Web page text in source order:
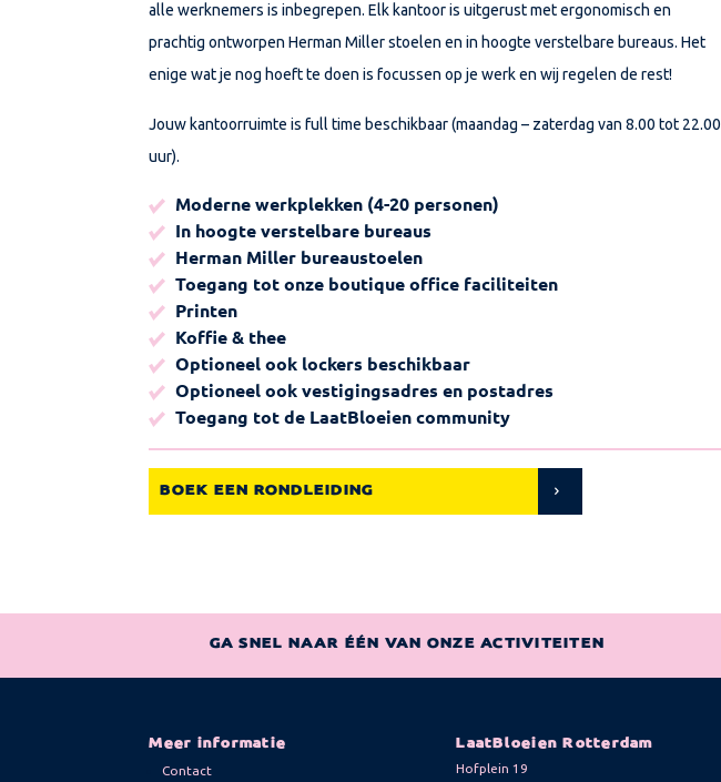
alle werknemers is inbegrepen. Elk kantoor is uitgerust met ergonomisch en
prachtig ontworpen Herman Miller stoelen en in hoogte verstelbare bureaus. Het
enige wat je nog hoeft te doen is focussen op je werk en wij regelen de rest!
Jouw kantoorruimte is full time beschikbaar (maandag – zaterdag van 8.00 tot 22.00
uur).
Moderne werkplekken (4-20 personen)
In hoogte verstelbare bureaus
Herman Miller bureaustoelen
Toegang tot onze boutique office faciliteiten
Printen
Koffie & thee
Optioneel ook lockers beschikbaar
Optioneel ook vestigingsadres en postadres
Toegang tot de LaatBloeien community
BOEK EEN RONDLEIDING
GA SNEL NAAR ÉÉN VAN ONZE ACTIVITEITEN
Meer informatie
Contact
LaatBloeien Rotterdam
Hofplein 19